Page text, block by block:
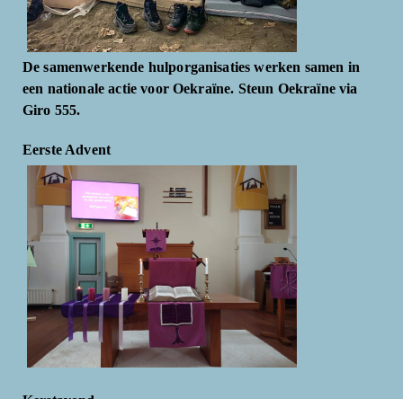
De samenwerkende hulporganisaties werken samen in
een nationale actie voor Oekraïne. Steun Oekraïne via
Giro 555.
Eerste Advent